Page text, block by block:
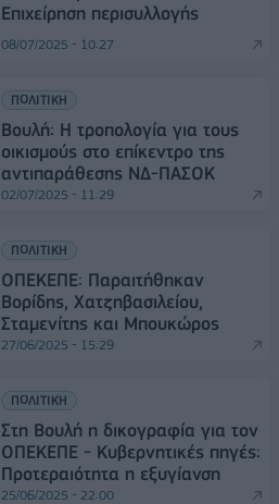
Επιχείρηση περισυλλογής
08/07/2025 - 10:27
ΠΟΛΙΤΙΚΗ
Βουλή: Η τροπολογία για τους
οικισμούς στο επίκεντρο της
αντιπαράθεσης ΝΔ-ΠΑΣΟΚ
02/07/2025 - 11:29
ΠΟΛΙΤΙΚΗ
ΟΠΕΚΕΠΕ: Παραιτήθηκαν
Βορίδης, Χατζηβασιλείου,
Σταμενίτης και Μπουκώρος
27/06/2025 - 15:29
ΠΟΛΙΤΙΚΗ
Στη Βουλή η δικογραφία για τον
ΟΠΕΚΕΠΕ - Κυβερνητικές πηγές:
Προτεραιότητα η εξυγίανση
25/06/2025 - 22:00